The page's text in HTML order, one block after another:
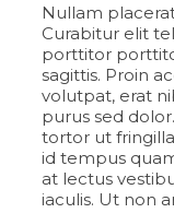
Nullam
Curabitur elit
porttitor
sagittis. Proin
volutpat, erat
purus sed
tortor ut
id tempus
at lectus
iaculis. Ut non